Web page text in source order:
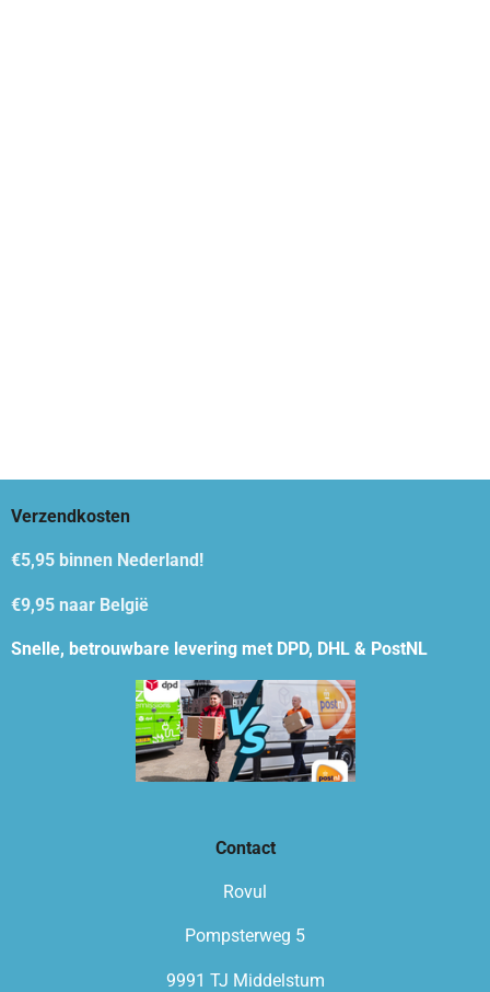
Verzendkosten
€5,95 binnen Nederland!
€9,95 naar België
Snelle, betrouwbare levering met DPD, DHL & PostNL
Contact
Rovul
Pompsterweg 5
9991 TJ Middelstum